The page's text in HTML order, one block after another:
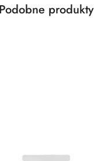
produktów
Produkty
Podobne produkty